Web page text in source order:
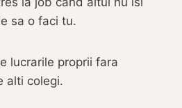
sa o faci tu.
lucrarile proprii fara
alti colegi.